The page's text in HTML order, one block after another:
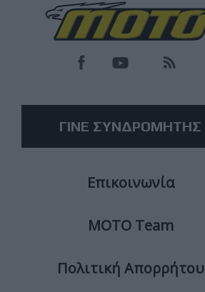
ΓΙΝΕ ΣΥΝΔΡΟΜΗΤΗΣ
Επικοινωνία
ΜΟΤΟ Team
Πολιτική Απορρήτου